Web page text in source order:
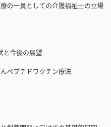
の一員としての介護福祉士の立場
と今後の展望
ペプチドワクチン療法